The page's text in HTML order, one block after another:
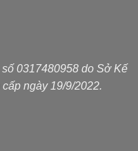
0317480958 do Sở Kế
ngày 19/9/2022.